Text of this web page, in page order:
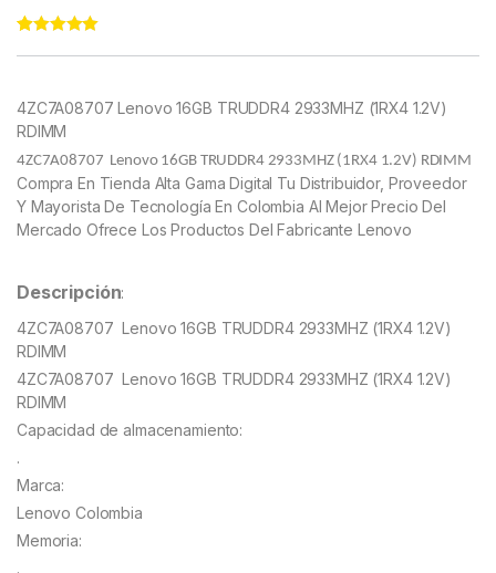
ratings
4ZC7A08707 Lenovo 16GB TRUDDR4 2933MHZ (1RX4 1.2V)
RDIMM
4ZC7A08707 Lenovo 16GB TRUDDR4 2933MHZ (1RX4 1.2V) RDIMM
Compra En Tienda Alta Gama Digital Tu Distribuidor, Proveedor
Y Mayorista De Tecnología En Colombia Al Mejor Precio Del
Mercado Ofrece Los Productos Del Fabricante Lenovo
Descripción:
4ZC7A08707 Lenovo 16GB TRUDDR4 2933MHZ (1RX4 1.2V)
RDIMM
4ZC7A08707 Lenovo 16GB TRUDDR4 2933MHZ (1RX4 1.2V)
RDIMM
Capacidad de almacenamiento:
.
Marca:
Lenovo Colombia
Memoria:
.